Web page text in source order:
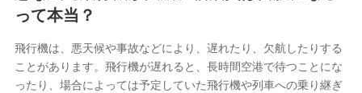
って本当？
飛行機は、悪天候や事故などにより、遅れたり、欠航したりする
ことがあります。飛行機が遅れると、長時間空港で待つことにな
ったり、場合によっては予定していた飛行機や列車への乗り継ぎ